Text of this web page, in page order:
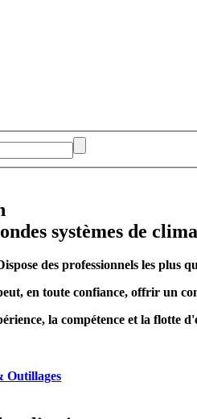
des systèmes de
des professionnels les plus
en toute confiance, offrir un
la compétence et la flotte
Outillages